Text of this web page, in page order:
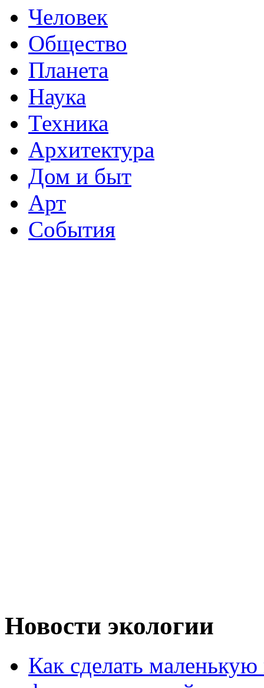
Человек
Общество
Планета
Наука
Техника
Архитектура
Дом и быт
Арт
События
Новости экологии
Как сделать